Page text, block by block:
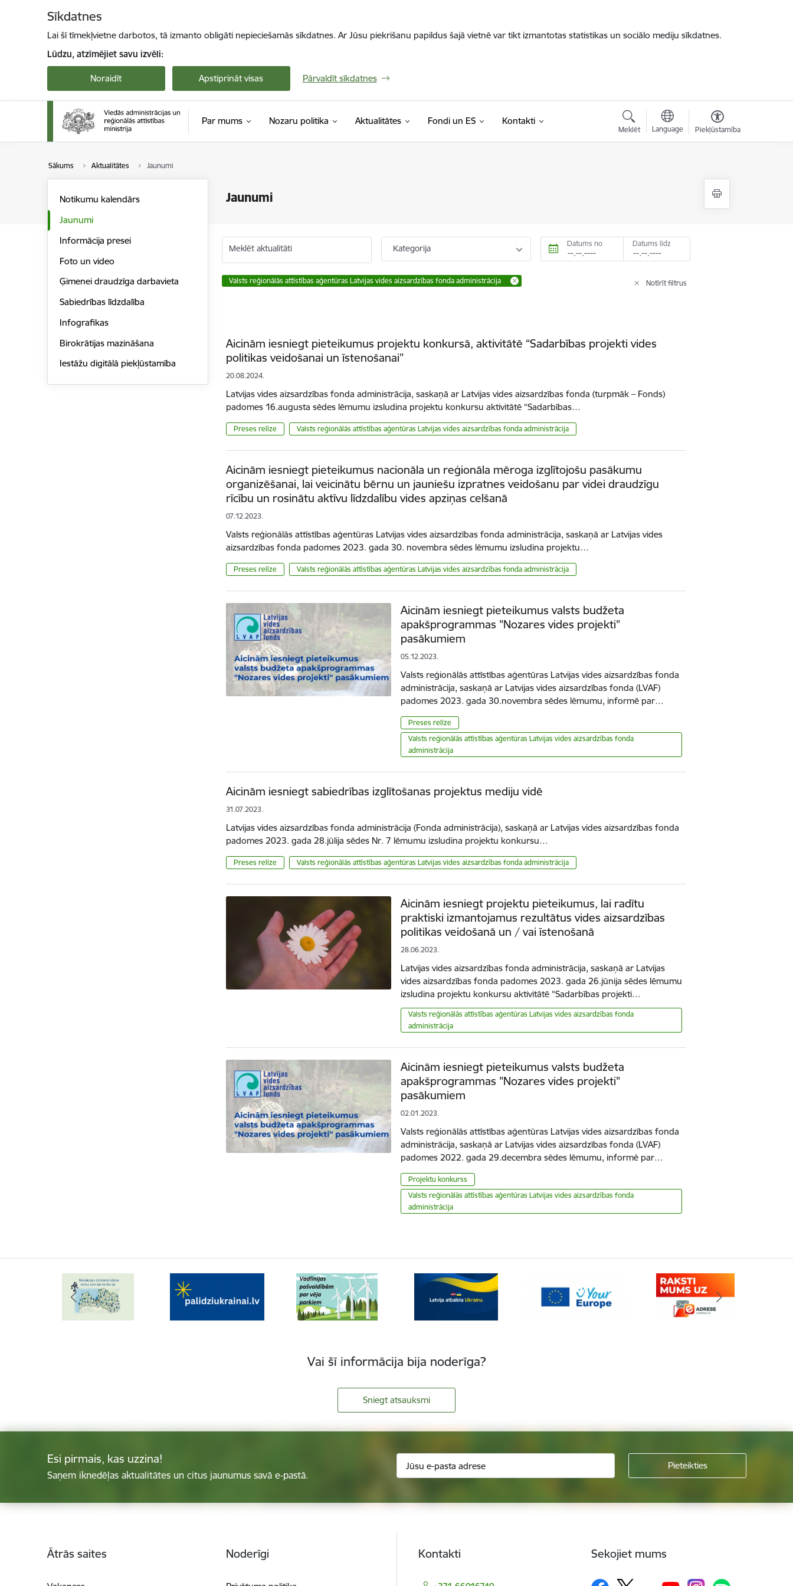
Sīkdatnes
Lai šī tīmekļvietne darbotos, tā izmanto obligāti nepieciešamās sīkdatnes. Ar Jūsu piekrišanu papildus šajā vietnē var tikt izmantotas statistikas un sociālo mediju sīkdatnes.
Lūdzu, atzīmējiet savu izvēli:
Noraidīt Apstiprināt visas Pārvaldīt sīkdatnes
Par mums Nozaru politika Aktualitātes Fondi un ES Kontakti
Meklēt Language Piekļūstamība
Sākums Aktualitātes Jaunumi
Jaunumi
Notikumu kalendārs
Jaunumi
Informācija presei
Foto un video
Ģimenei draudzīga darbavieta
Sabiedrības līdzdalība
Infografikas
Birokrātijas mazināšana
Iestāžu digitālā piekļūstamība
Meklēt aktualitāti Kategorija Datums no Datums līdz
Valsts reģionālās attīstības aģentūras Latvijas vides aizsardzības fonda administrācija Notīrīt filtrus
Aicinām iesniegt pieteikumus projektu konkursā, aktivitātē “Sadarbības projekti vides
politikas veidošanai un īstenošanai”
20.08.2024.
Latvijas vides aizsardzības fonda administrācija, saskaņā ar Latvijas vides aizsardzības fonda (turpmāk – Fonds)
padomes 16.augusta sēdes lēmumu izsludina projektu konkursu aktivitātē “Sadarbības…
Preses relīze Valsts reģionālās attīstības aģentūras Latvijas vides aizsardzības fonda administrācija
Aicinām iesniegt pieteikumus nacionāla un reģionāla mēroga izglītojošu pasākumu
organizēšanai, lai veicinātu bērnu un jauniešu izpratnes veidošanu par videi draudzīgu
rīcību un rosinātu aktīvu līdzdalību vides apziņas celšanā
07.12.2023.
Valsts reģionālās attīstības aģentūras Latvijas vides aizsardzības fonda administrācija, saskaņā ar Latvijas vides
aizsardzības fonda padomes 2023. gada 30. novembra sēdes lēmumu izsludina projektu…
Preses relīze Valsts reģionālās attīstības aģentūras Latvijas vides aizsardzības fonda administrācija
Aicinām iesniegt pieteikumus valsts budžeta
apakšprogrammas "Nozares vides projekti"
pasākumiem
05.12.2023.
Valsts reģionālās attīstības aģentūras Latvijas vides aizsardzības fonda
administrācija, saskaņā ar Latvijas vides aizsardzības fonda (LVAF)
padomes 2023. gada 30.novembra sēdes lēmumu, informē par…
Preses relīze
Valsts reģionālās attīstības aģentūras Latvijas vides aizsardzības fonda
administrācija
Aicinām iesniegt sabiedrības izglītošanas projektus mediju vidē
31.07.2023.
Latvijas vides aizsardzības fonda administrācija (Fonda administrācija), saskaņā ar Latvijas vides aizsardzības fonda
padomes 2023. gada 28.jūlija sēdes Nr. 7 lēmumu izsludina projektu konkursu…
Preses relīze Valsts reģionālās attīstības aģentūras Latvijas vides aizsardzības fonda administrācija
Aicinām iesniegt projektu pieteikumus, lai radītu
praktiski izmantojamus rezultātus vides aizsardzības
politikas veidošanā un / vai īstenošanā
28.06.2023.
Latvijas vides aizsardzības fonda administrācija, saskaņā ar Latvijas
vides aizsardzības fonda padomes 2023. gada 26.jūnija sēdes lēmumu
izsludina projektu konkursu aktivitātē “Sadarbības projekti…
Valsts reģionālās attīstības aģentūras Latvijas vides aizsardzības fonda
administrācija
Aicinām iesniegt pieteikumus valsts budžeta
apakšprogrammas "Nozares vides projekti"
pasākumiem
02.01.2023.
Valsts reģionālās attīstības aģentūras Latvijas vides aizsardzības fonda
administrācija, saskaņā ar Latvijas vides aizsardzības fonda (LVAF)
padomes 2022. gada 29.decembra sēdes lēmumu, informē par…
Projektu konkurss
Valsts reģionālās attīstības aģentūras Latvijas vides aizsardzības fonda
administrācija
Vai šī informācija bija noderīga?
Sniegt atsauksmi
Esi pirmais, kas uzzina!
Saņem iknedēļas aktualitātes un citus jaunumus savā e-pastā.
Ātrās saites Noderīgi Kontakti Sekojiet mums